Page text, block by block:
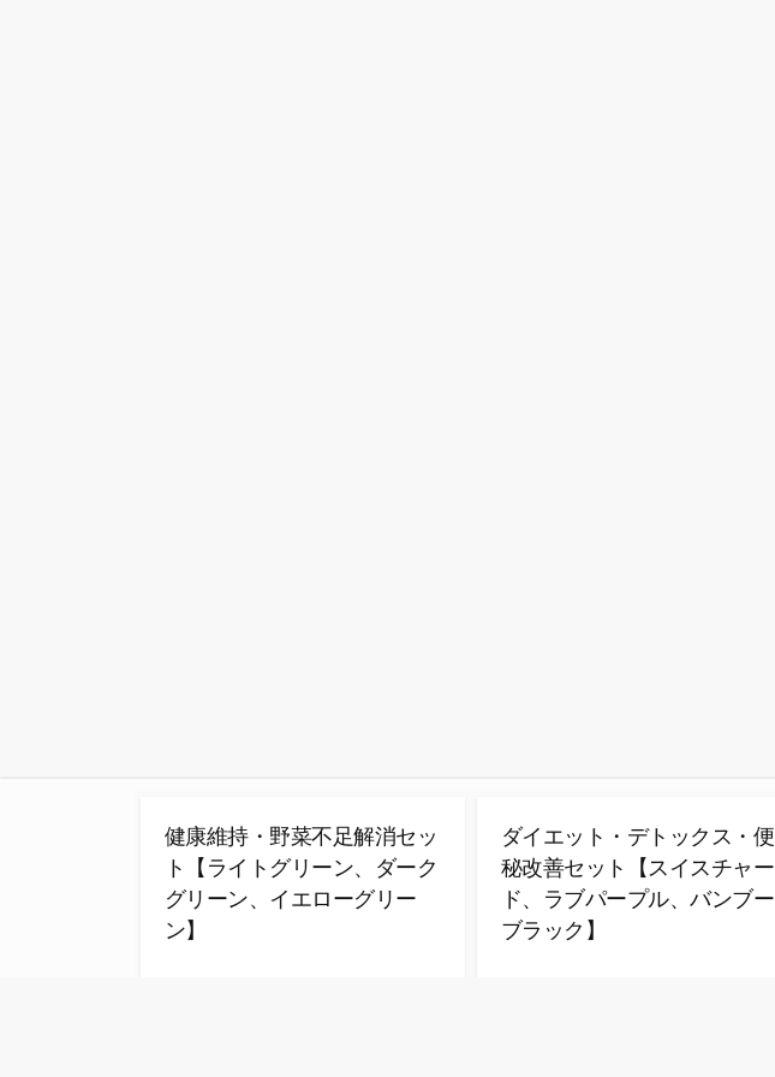
健康維持・野菜不足解消セッ
ト【ライトグリーン、ダーク
グリーン、イエローグリー
ン】
ダイエット・デトックス・便
秘改善セット【スイスチャー
ド、ラブパープル、バンブー
ブラック】